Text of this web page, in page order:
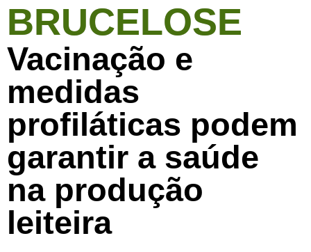
BRUCELOSE
Vacinação e
medidas
profiláticas podem
garantir a saúde
na produção
leiteira